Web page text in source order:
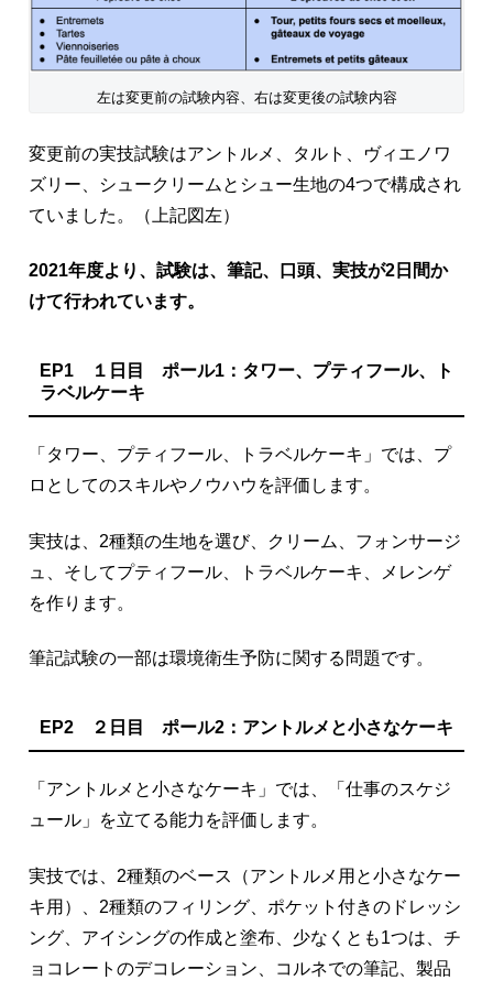
左は変更前の試験内容、右は変更後の試験内容
変更前の実技試験はアントルメ、タルト、ヴィエノワ
ズリー、シュークリームとシュー生地の4つで構成され
ていました。（上記図左）
2021年度より、試験は、筆記、口頭、実技が2日間か
けて行われています。
EP1 １日目 ポール1：タワー、プティフール、ト
ラベルケーキ
「タワー、プティフール、トラベルケーキ」では、プ
ロとしてのスキルやノウハウを評価します。
実技は、2種類の生地を選び、クリーム、フォンサージ
ュ、そしてプティフール、トラベルケーキ、メレンゲ
を作ります。
筆記試験の一部は環境衛生予防に関する問題です。
EP2 ２日目 ポール2：アントルメと小さなケーキ
「アントルメと小さなケーキ」では、「仕事のスケジ
ュール」を立てる能力を評価します。
実技では、2種類のベース（アントルメ用と小さなケー
キ用）、2種類のフィリング、ポケット付きのドレッシ
ング、アイシングの作成と塗布、少なくとも1つは、チ
ョコレートのデコレーション、コルネでの筆記、製品